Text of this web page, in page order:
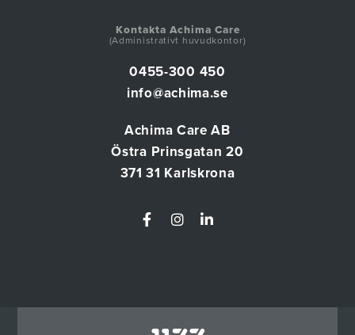
Kontakta Achima Care
(Administrativt huvudkontor)
0455-300 450
info@achima.se
Achima Care AB
Östra Prinsgatan 20
371 31 Karlskrona